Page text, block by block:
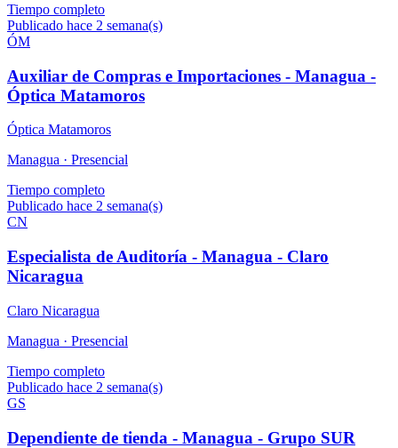
Tiempo completo
Publicado hace 2 semana(s)
ÓM
Auxiliar de Compras e Importaciones - Managua -
Óptica Matamoros
Óptica Matamoros
Managua · Presencial
Tiempo completo
Publicado hace 2 semana(s)
CN
Especialista de Auditoría - Managua - Claro
Nicaragua
Claro Nicaragua
Managua · Presencial
Tiempo completo
Publicado hace 2 semana(s)
GS
Dependiente de tienda - Managua - Grupo SUR